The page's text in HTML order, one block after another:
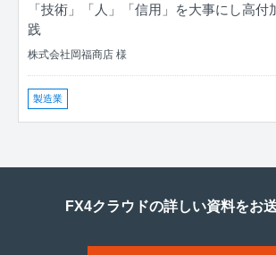
「技術」「人」「信用」を大事にし高付
践
株式会社岡福商店 様
製造業
FX4クラウドの詳しい資料をお